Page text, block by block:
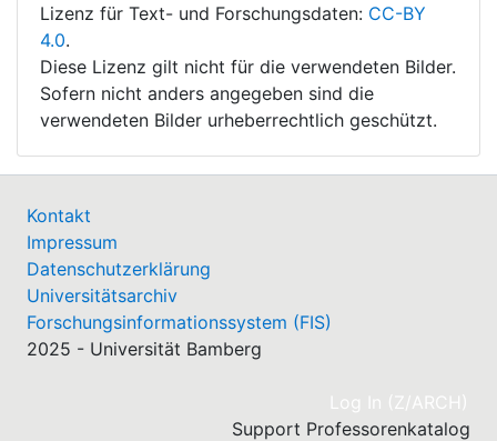
Lizenz für Text- und Forschungsdaten: CC-BY
4.0.
Diese Lizenz gilt nicht für die verwendeten Bilder.
Sofern nicht anders angegeben sind die
verwendeten Bilder urheberrechtlich geschützt.
Kontakt
Impressum
Datenschutzerklärung
Universitätsarchiv
Forschungsinformationssystem (FIS)
2025 - Universität Bamberg
Log In (Z/ARCH)
Support Professorenkatalog